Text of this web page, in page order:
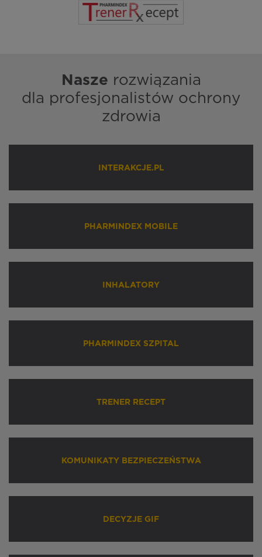
Nasze rozwiązania
dla profesjonalistów ochrony
zdrowia
INTERAKCJE.PL
PHARMINDEX MOBILE
INHALATORY
PHARMINDEX SZPITAL
TRENER RECEPT
KOMUNIKATY BEZPIECZEŃSTWA
DECYZJE GIF